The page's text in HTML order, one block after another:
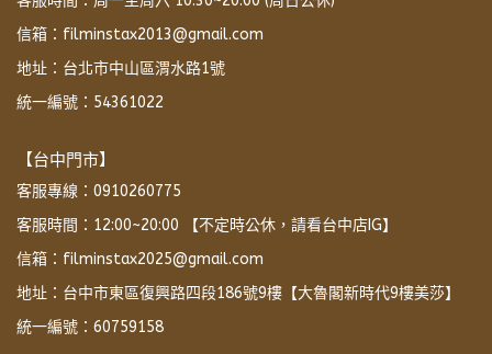
信箱：filminstax2013@gmail.com
地址：台北市中山區渭水路1號
統一編號：54361022
【台中門市】
客服專線：0910260775
客服時間：12:00~20:00 【不定時公休，請看台中店IG】
信箱：filminstax2025@gmail.com
地址：台中市東區復興路四段186號9樓【大魯閣新時代9樓美莎】
統一編號：60759158